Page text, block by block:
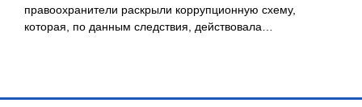
правоохранители раскрыли коррупционную схему,
которая, по данным следствия, действовала…